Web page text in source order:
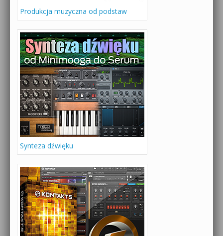
Produkcja muzyczna od podstaw
Synteza dźwięku